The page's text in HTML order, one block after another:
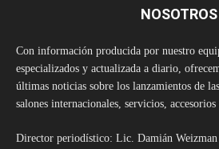
NOSOTROS
Con información producida por nuestro
especializados y actualizada a diario,
últimas noticias sobre los lanzamientos de
salones internacionales, servicios,
Director periodístico: Lic. Damián Weizman